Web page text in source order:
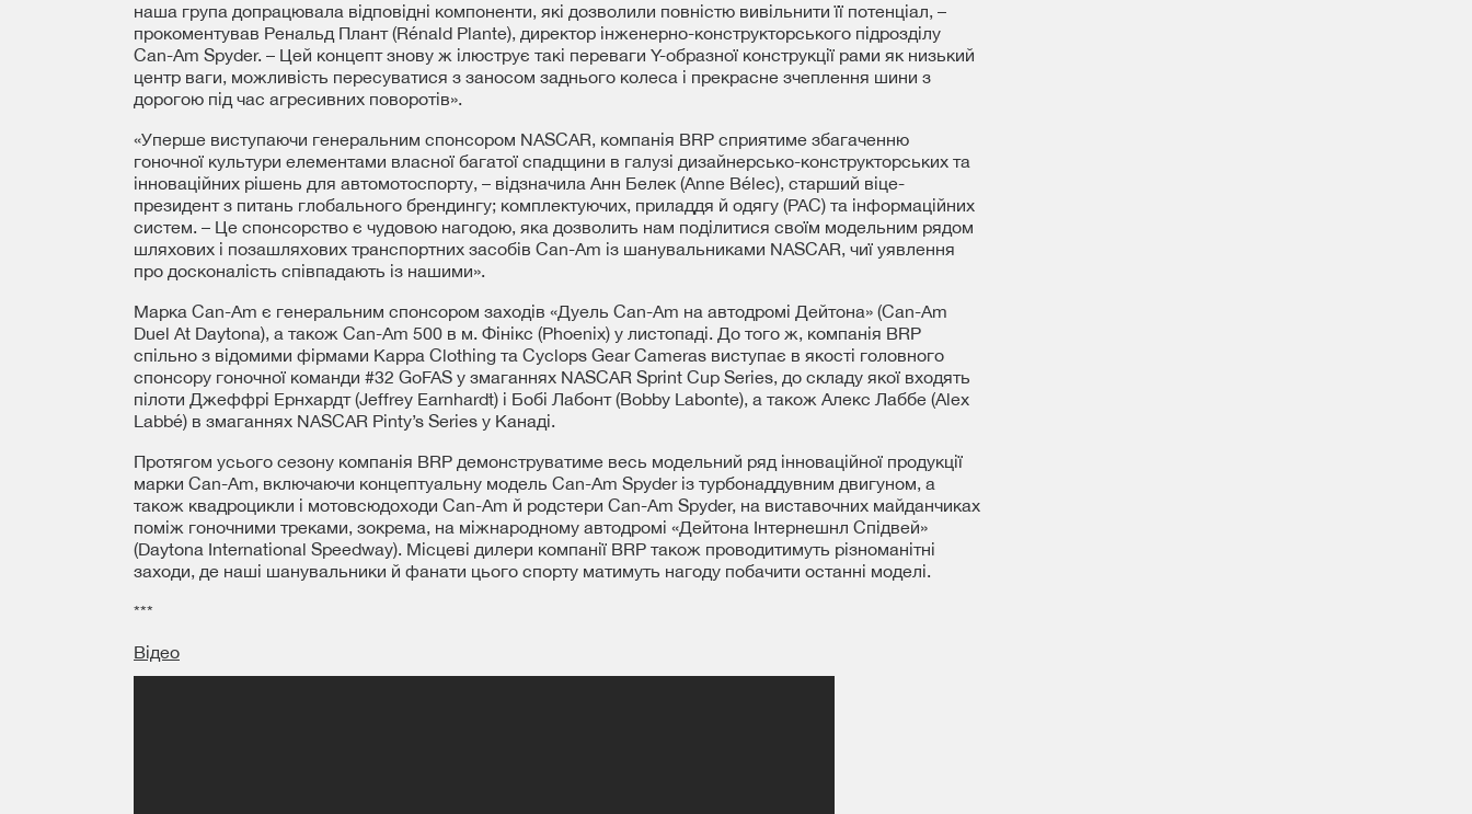
наша група допрацювала відповідні компоненти, які дозволили повністю вивільнити її потенціал, –
прокоментував Ренальд Плант (Rénald Plante), директор інженерно-конструкторського підрозділу
Can-Am Spyder. – Цей концепт знову ж ілюструє такі переваги Y-образної конструкції рами як низький
центр ваги, можливість пересуватися з заносом заднього колеса і прекрасне зчеплення шини з
дорогою під час агресивних поворотів».
«Уперше виступаючи генеральним спонсором NASCAR, компанія BRP сприятиме збагаченню
гоночної культури елементами власної багатої спадщини в галузі дизайнерсько-конструкторських та
інноваційних рішень для автомотоспорту, – відзначила Анн Белек (Anne Bélec), старший віце-
президент з питань глобального брендингу; комплектуючих, приладдя й одягу (PAC) та інформаційних
систем. – Це спонсорство є чудовою нагодою, яка дозволить нам поділитися своїм модельним рядом
шляхових і позашляхових транспортних засобів Can-Am із шанувальниками NASCAR, чиї уявлення
про досконалість співпадають із нашими».
Марка Can-Am є генеральним спонсором заходів «Дуель Can-Am на автодромі Дейтона» (Can-Am
Duel At Daytona), а також Can-Am 500 в м. Фінікс (Phoenix) у листопаді. До того ж, компанія BRP
спільно з відомими фірмами Kappa Clothing та Cyclops Gear Cameras виступає в якості головного
спонсору гоночної команди #32 GoFAS у змаганнях NASCAR Sprint Cup Series, до складу якої входять
пілоти Джеффрі Ернхардт (Jeffrey Earnhardt) і Бобі Лабонт (Bobby Labonte), а також Алекс Лаббе (Alex
Labbé) в змаганнях NASCAR Pinty’s Series у Канаді.
Протягом усього сезону компанія BRP демонструватиме весь модельний ряд інноваційної продукції
марки Can-Am, включаючи концептуальну модель Can-Am Spyder із турбонаддувним двигуном, а
також квадроцикли і мотовсюдоходи Can-Am й родстери Can-Am Spyder, на виставочних майданчиках
поміж гоночними треками, зокрема, на міжнародному автодромі «Дейтона Інтернешнл Спідвей»
(Daytona International Speedway). Місцеві дилери компанії BRP також проводитимуть різноманітні
заходи, де наші шанувальники й фанати цього спорту матимуть нагоду побачити останні моделі.
***
Відео